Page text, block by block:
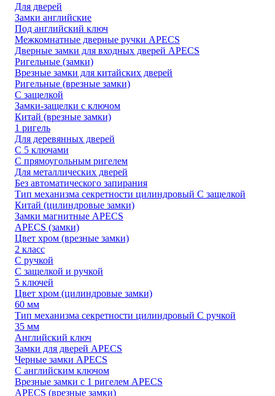
Для дверей
Замки английские
Под английский ключ
Межкомнатные дверные ручки APECS
Дверные замки для входных дверей APECS
Ригельные (замки)
Врезные замки для китайских дверей
Ригельные (врезные замки)
С защелкой
Замки-защелки с ключом
Китай (врезные замки)
1 ригель
Для деревянных дверей
С 5 ключами
С прямоугольным ригелем
Для металлических дверей
Без автоматического запирания
Тип механизма секретности цилиндровый С защелкой
Китай (цилиндровые замки)
Замки магнитные APECS
APECS (замки)
Цвет хром (врезные замки)
2 класс
С ручкой
С защелкой и ручкой
5 ключей
Цвет хром (цилиндровые замки)
60 мм
Тип механизма секретности цилиндровый С ручкой
35 мм
Английский ключ
Замки для дверей APECS
Черные замки APECS
С английским ключом
Врезные замки с 1 ригелем APECS
APECS (врезные замки)